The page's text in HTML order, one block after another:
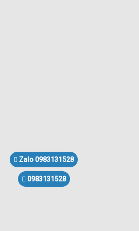
Zalo 0983131528
0983131528